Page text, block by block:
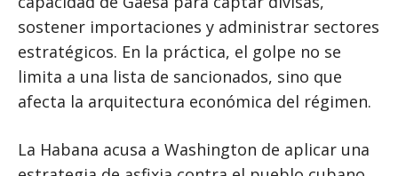
sostener importaciones y administrar sectores
estratégicos. En la práctica, el golpe no se
limita a una lista de sancionados, sino que
afecta la arquitectura económica del régimen.
La Habana acusa a Washington de aplicar una